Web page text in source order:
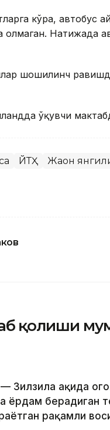
кўра, автобус
Натижада
шошилинч
ўқувчи
ЙТҲ Жаҳон
қолиши
Зилзила ҳақида
ёрдам берадиган
рақамли